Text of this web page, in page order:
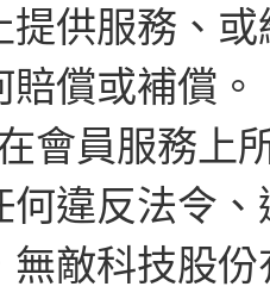
提供服務、
償或補償。
在會員服務
何違反法令
無敵科技股